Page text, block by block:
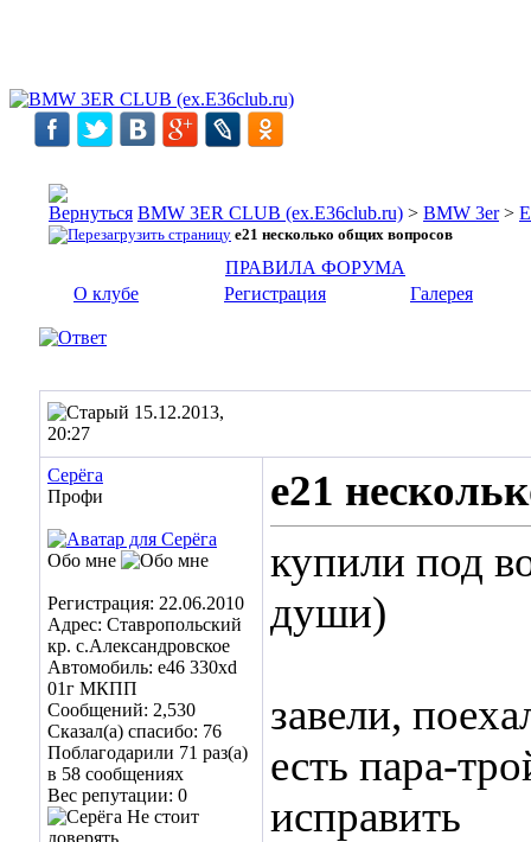
BMW 3ER CLUB (ex.E36club.ru) > BMW 3er >
e21 несколько общих вопросов
ПРАВИЛА ФОРУМА
О клубе
Регистрация Галерея
15.12.2013,
20:27
Cepёгa
Профи
Обо мне
Регистрация: 22.06.2010
Адрес: Ставропольский
кр. с.Александровское
Автомобиль: е46 330xd
01г МКПП
Сообщений: 2,530
Сказал(а) спасибо: 76
Поблагодарили 71 раз(а)
в 58 сообщениях
Вес репутации: 0
e21
купили под
души)
завели,
есть пара-
исправить